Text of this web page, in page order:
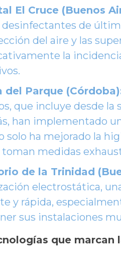
El Cruce (Buenos
desinfectantes de
del aire y las
la
del Parque
que incluye desde
han implementado
solo ha mejorado la
toman medidas
de la Trinidad
electrostática,
y rápida,
sus instalaciones
que marcan